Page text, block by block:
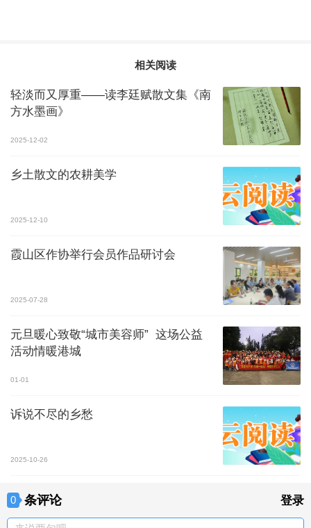
相关阅读
轻淡而又厚重——读李廷赋散文集《南
方水墨画》
2025-12-02
乡土散文的农耕美学
2025-12-10
霞山区作协举行会员作品研讨会
2025-07-28
元旦暖心致敬“城市美容师” 这场公益
活动情暖港城
01-01
诉说不尽的乡愁
2025-10-26
0 条评论 登录